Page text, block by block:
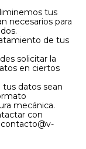
tus
necesarios para
de tus
solicitar la
en ciertos
datos sean
mecánica.
con
contacto@v-